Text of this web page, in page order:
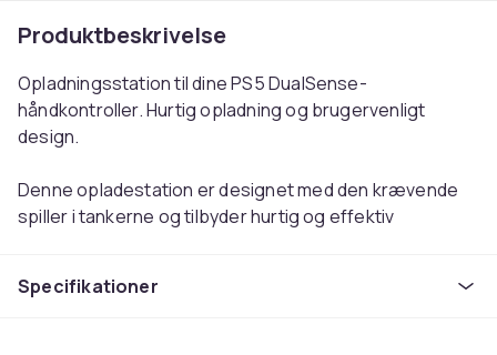
Produktbeskrivelse
Opladningsstation til dine PS5 DualSense-
håndkontroller. Hurtig opladning og brugervenligt
design.
Denne opladestation er designet med den krævende
spiller i tankerne og tilbyder hurtig og effektiv
controllere samtidigt! Du skal blot tilslutte den
Specifikationer